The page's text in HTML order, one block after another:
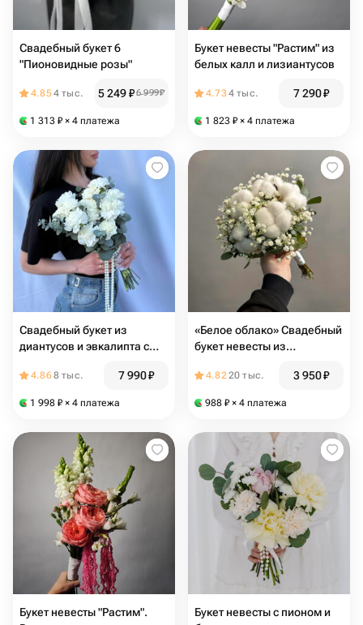
Свадебный букет 6
"Пионовидные розы"
4.854 тыс. 5 249₽6 999₽
1 313 ₽ × 4 платежа
Букет невесты "Растим" из
белых калл и лизиантусов
4.734 тыс. 7 290₽
1 823 ₽ × 4 платежа
Свадебный букет из
диантусов и эвкалипта с
4.868 тыс. 7 990₽
1 998 ₽ × 4 платежа
«Белое облако» Свадебный
букет невесты из
4.8220 тыс. 3 950₽
988 ₽ × 4 платежа
Букет невесты "Растим".
Букет невесты с пионом и